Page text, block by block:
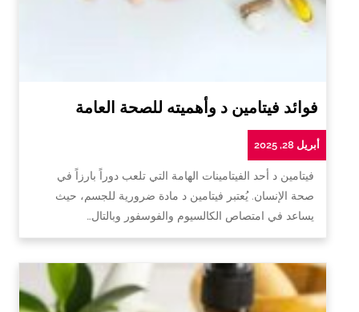
فوائد فيتامين د وأهميته للصحة العامة
أبريل 28, 2025
فيتامين د أحد الفيتامينات الهامة التي تلعب دوراً بارزاً في
صحة الإنسان. يُعتبر فيتامين د مادة ضرورية للجسم، حيث
يساعد في امتصاص الكالسيوم والفوسفور وبالتال…